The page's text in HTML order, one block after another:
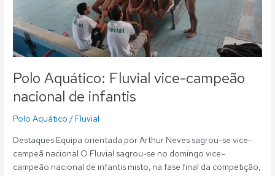
Polo Aquático: Fluvial vice-campeão
nacional de infantis
Polo Aquático / Fluvial
Destaques Equipa orientada por Arthur Neves sagrou-se vice-
campeã nacional O Fluvial sagrou-se no domingo vice–
campeão nacional de infantis misto, na fase final da competição,